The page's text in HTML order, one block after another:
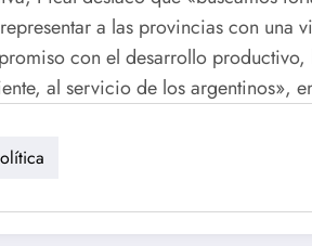
a las provincias con una
con el desarrollo
al servicio de los argentinos»,